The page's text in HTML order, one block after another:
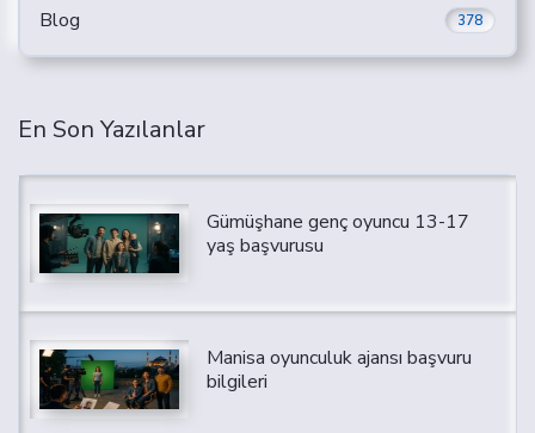
Blog 378
En Son Yazılanlar
Gümüşhane genç oyuncu 13-17
yaş başvurusu
Manisa oyunculuk ajansı başvuru
bilgileri